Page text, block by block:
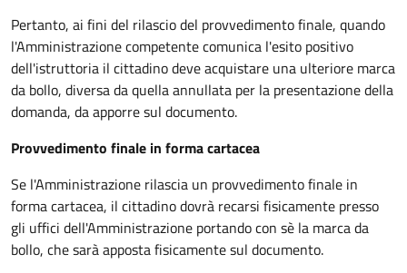
Pertanto, ai fini del rilascio del provvedimento finale, quando
l'Amministrazione competente comunica l'esito positivo
dell'istruttoria il cittadino deve acquistare una ulteriore marca
da bollo, diversa da quella annullata per la presentazione della
domanda, da apporre sul documento.
Provvedimento finale in forma cartacea
Se l'Amministrazione rilascia un provvedimento finale in
forma cartacea, il cittadino dovrà recarsi fisicamente presso
gli uffici dell'Amministrazione portando con sè la marca da
bollo, che sarà apposta fisicamente sul documento.